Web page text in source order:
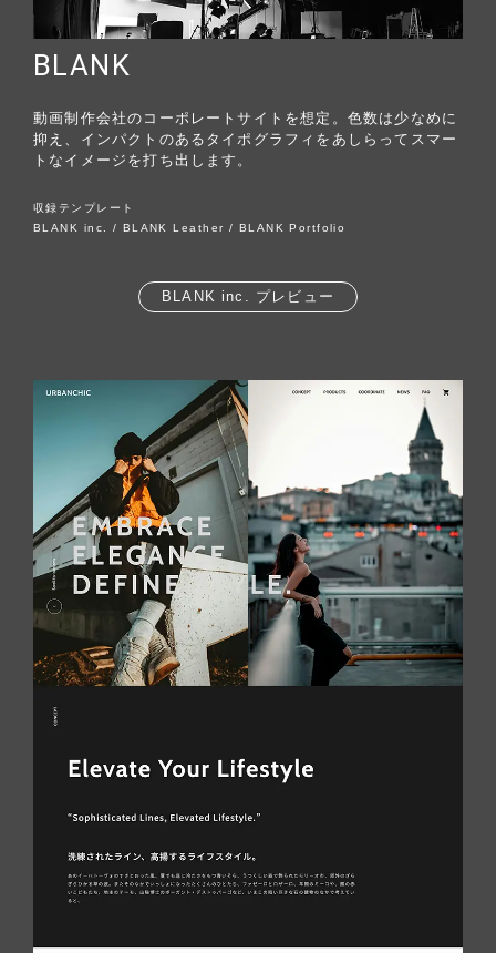
BLANK
動画制作会社のコーポレートサイトを想定。色数は少なめに
抑え、インパクトのあるタイポグラフィをあしらってスマー
トなイメージを打ち出します。
収録テンプレート
BLANK inc. / BLANK Leather / BLANK Portfolio
BLANK inc. プレビュー